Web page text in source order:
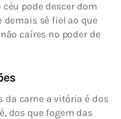
pode descer dom
demais sê fiel ao que
caíres no poder de
da carne a vitória é dos
dos que fogem das